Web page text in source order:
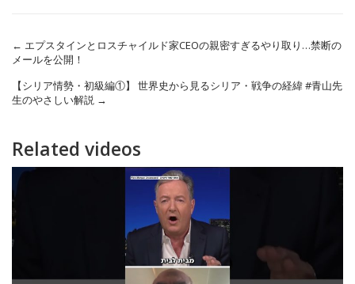
← エプスタインとロスチャイルド家CEOの親密すぎるやり取り…禁断の
メールを公開！
【シリア情勢・初級編①】 世界史から見るシリア・戦争の経緯 #青山先
生のやさしい解説 →
Related videos